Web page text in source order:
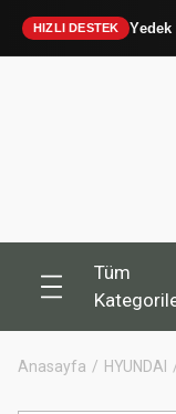
HIZLI DESTEK
Tüm
Anasayfa HYUNDAI